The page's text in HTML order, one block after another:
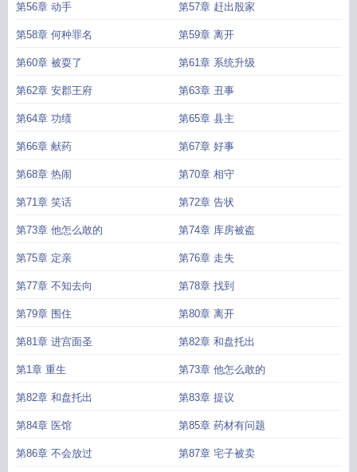
第56章 动手 第57章 赶出殷家
第58章 何种罪名 第59章 离开
第60章 被耍了 第61章 系统升级
第62章 安郡王府 第63章 丑事
第64章 功绩 第65章 县主
第66章 献药 第67章 好事
第68章 热闹 第70章 相守
第71章 笑话 第72章 告状
第73章 他怎么敢的 第74章 库房被盗
第75章 定亲 第76章 走失
第77章 不知去向 第78章 找到
第79章 围住 第80章 离开
第81章 进宫面圣 第82章 和盘托出
第1章 重生 第73章 他怎么敢的
第82章 和盘托出 第83章 提议
第84章 医馆 第85章 药材有问题
第86章 不会放过 第87章 宅子被卖